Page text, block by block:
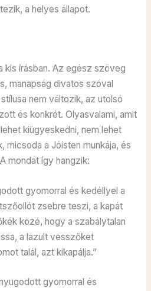
a helyes állapot.
kis írásban. Az egész szöveg
manapság divatos szóval
nem változik, az utolsó
és konkrét. Olyasvalami, amit
kiügyeskedni, nem lehet
micsoda a Jóisten munkája, és
mondat így hangzik:
gyomorral és kedéllyel a
zsebre teszi, a kapát
közé, hogy a szabálytalan
a lazult vesszőket
talál, azt kikapálja.”
gyomorral és